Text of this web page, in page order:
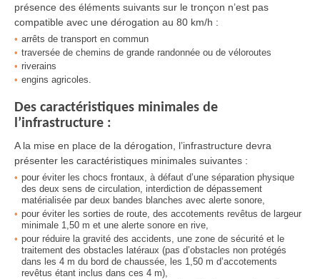
présence des éléments suivants sur le tronçon n’est pas
compatible avec une dérogation au 80 km/h :
arrêts de transport en commun
traversée de chemins de grande randonnée ou de véloroutes
riverains
engins agricoles.
Des caractéristiques minimales de
l’infrastructure :
A la mise en place de la dérogation, l’infrastructure devra
présenter les caractéristiques minimales suivantes :
pour éviter les chocs frontaux, à défaut d’une séparation physique
des deux sens de circulation, interdiction de dépassement
matérialisée par deux bandes blanches avec alerte sonore,
pour éviter les sorties de route, des accotements revêtus de largeur
minimale 1,50 m et une alerte sonore en rive,
pour réduire la gravité des accidents, une zone de sécurité et le
traitement des obstacles latéraux (pas d’obstacles non protégés
dans les 4 m du bord de chaussée, les 1,50 m d’accotements
revêtus étant inclus dans ces 4 m),